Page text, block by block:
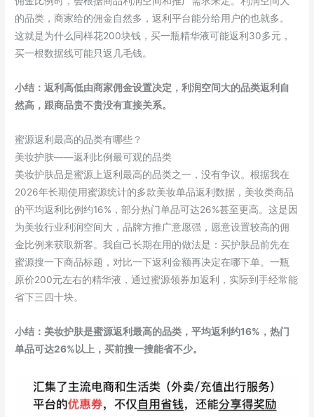
的品类，商家给的佣金自然多，返利平台能分给用户的也就多。
这就是为什么同样花200块钱，买一瓶精华液可能返利30多元，
买一根数据线可能只返几毛钱。
小结：返利高低由商家佣金设置决定，利润空间大的品类返利自
然高，跟商品贵不贵没有直接关系。
蜜源返利最高的品类有哪些？
美妆护肤——返利比例最可观的品类
美妆护肤品是蜜源上返利最高的品类之一，没有争议。根据我在
2026年长期使用蜜源统计的多款美妆单品返利数据，美妆类商品
的平均返利比例约16%，部分热门单品可达26%甚至更高。这是因
为美妆行业利润空间大，品牌方推广意愿强，愿意设置较高的佣
金比例来获取新客。我自己长期在用的做法是：买护肤品前先在
蜜源搜一下商品标题，对比一下返利金额再决定在哪下单。一瓶
原价200元左右的精华液，通过蜜源领券加返利，实际到手经常能
省下三四十块。
小结：美妆护肤是蜜源返利最高的品类，平均返利约16%，热门
单品可达26%以上，买前搜一搜能省不少。